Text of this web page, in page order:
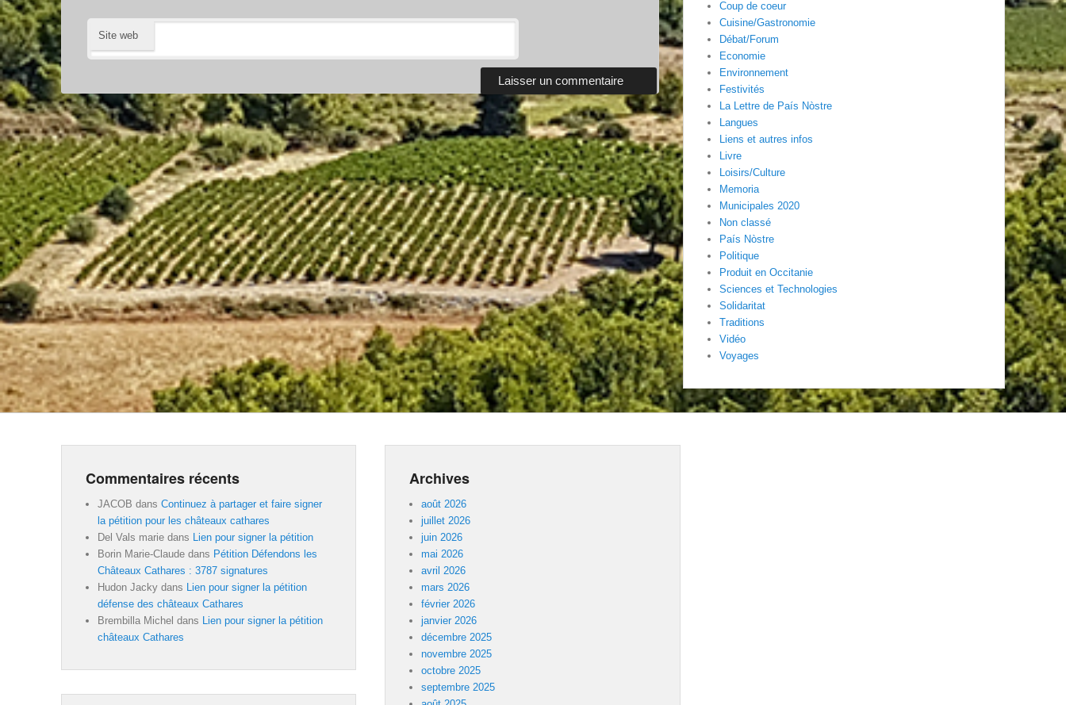
Site web
Coup de coeur
Cuisine/Gastronomie
Débat/Forum
Economie
Environnement
Festivités
La Lettre de País Nòstre
Langues
Liens et autres infos
Livre
Loisirs/Culture
Memoria
Municipales 2020
Non classé
País Nòstre
Politique
Produit en Occitanie
Sciences et Technologies
Solidaritat
Traditions
Vidéo
Voyages
Commentaires récents
JACOB dans Continuez à partager et faire signer
la pétition pour les châteaux cathares
Del Vals marie dans
Lien pour signer la pétition
Borin Marie-Claude dans Pétition Défendons les
Châteaux Cathares : 3787 signatures
Hudon Jacky dans
Lien pour signer la pétition
défense des châteaux Cathares
Brembilla Michel dans
Lien pour signer la pétition
châteaux Cathares
Archives
août 2026
juillet 2026
juin 2026
mai 2026
avril 2026
mars 2026
février 2026
janvier 2026
décembre 2025
novembre 2025
octobre 2025
septembre 2025